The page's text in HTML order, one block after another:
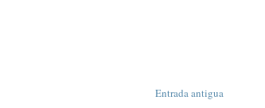
Entrada antigua